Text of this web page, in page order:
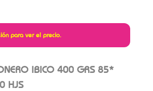
para ver el precio.
IBICO 400 GRS 85*
HJS